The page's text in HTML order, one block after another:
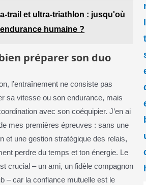
trail et ultra-triathlon : jusqu'où
humaine ?
préparer son duo
l’entraînement ne consiste pas
sa vitesse ou son endurance, mais
avec son coéquipier. J’en ai
mes premières épreuves : sans une
et une gestion stratégique des relais,
perdre du temps et ton énergie. Le
crucial – un ami, un fidèle compagnon
– car la confiance mutuelle est le